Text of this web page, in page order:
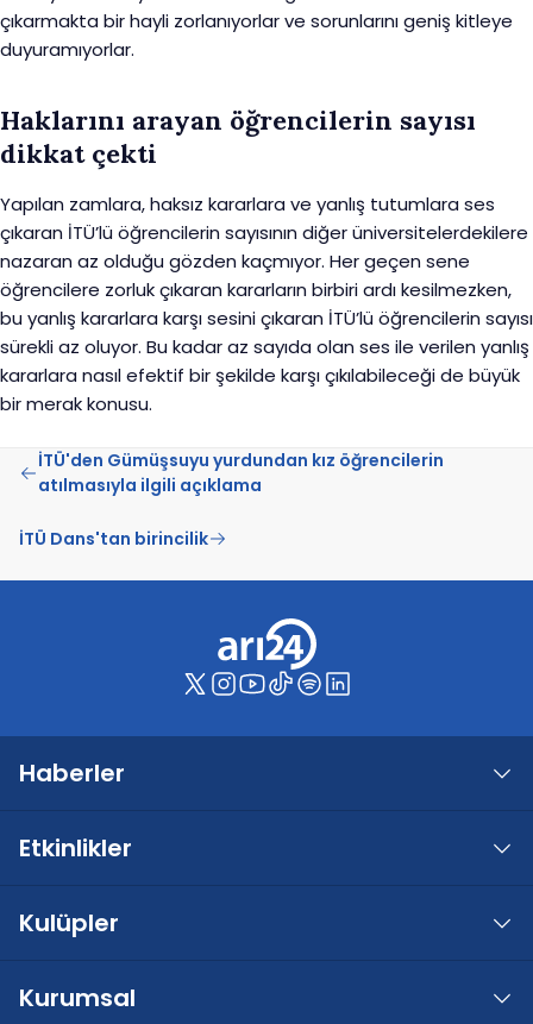
çıkarmakta bir hayli zorlanıyorlar ve sorunlarını geniş kitleye
duyuramıyorlar.
Haklarını arayan öğrencilerin sayısı
dikkat çekti
Yapılan zamlara, haksız kararlara ve yanlış tutumlara ses
çıkaran İTÜ’lü öğrencilerin sayısının diğer üniversitelerdekilere
nazaran az olduğu gözden kaçmıyor. Her geçen sene
öğrencilere zorluk çıkaran kararların birbiri ardı kesilmezken,
bu yanlış kararlara karşı sesini çıkaran İTÜ’lü öğrencilerin sayısı
sürekli az oluyor. Bu kadar az sayıda olan ses ile verilen yanlış
kararlara nasıl efektif bir şekilde karşı çıkılabileceği de büyük
bir merak konusu.
İTÜ'den Gümüşsuyu yurdundan kız öğrencilerin
atılmasıyla ilgili açıklama
İTÜ Dans'tan birincilik
Haberler
Etkinlikler
Kulüpler
Kurumsal